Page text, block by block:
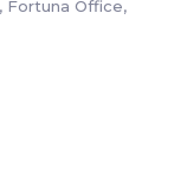
Fortuna Office,